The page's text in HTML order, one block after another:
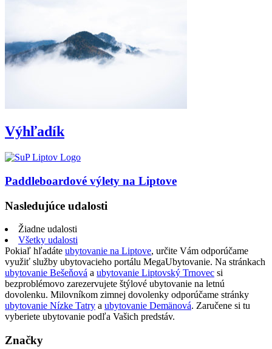
Výhľadík
Paddleboardové výlety na Liptove
Nasledujúce udalosti
Žiadne udalosti
Všetky udalosti
Pokiaľ hľadáte ubytovanie na Liptove, určite Vám odporúčame
využiť služby ubytovacieho portálu MegaUbytovanie. Na stránkach
ubytovanie Bešeňová a ubytovanie Liptovský Trnovec si
bezproblémovo zarezervujete štýlové ubytovanie na letnú
dovolenku. Milovníkom zimnej dovolenky odporúčame stránky
ubytovanie Nízke Tatry a ubytovanie Demänová. Zaručene si tu
vyberiete ubytovanie podľa Vašich predstáv.
Značky